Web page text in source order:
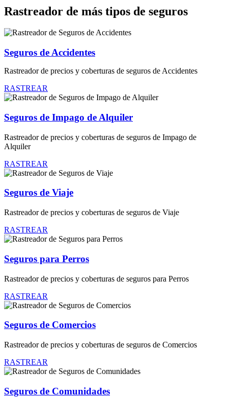
Rastreador de más tipos de seguros
Seguros de Accidentes
Rastreador de precios y coberturas de seguros de Accidentes
RASTREAR
Seguros de Impago de Alquiler
Rastreador de precios y coberturas de seguros de Impago de
Alquiler
RASTREAR
Seguros de Viaje
Rastreador de precios y coberturas de seguros de Viaje
RASTREAR
Seguros para Perros
Rastreador de precios y coberturas de seguros para Perros
RASTREAR
Seguros de Comercios
Rastreador de precios y coberturas de seguros de Comercios
RASTREAR
Seguros de Comunidades